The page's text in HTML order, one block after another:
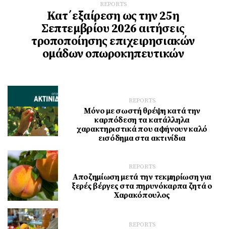
REPORTS
Κατ΄εξαίρεση ως την 25η
Σεπτεμβρίου 2026 αιτήσεις
τροποποίησης επιχειρησιακών
ομάδων οπωροκηπευτικών
REPORTS
Μόνο με σωστή θρέψη κατά την
καρπόδεση τα κατάλληλα
χαρακτηριστικά που αφήνουν καλό
εισόδημα στα ακτινίδια
REPORTS
Αποζημίωση μετά την τεκμηρίωση για
ξερές βέργες στα πηρυνόκαρπα ζητά ο
Χαρακόπουλος
REPORTS